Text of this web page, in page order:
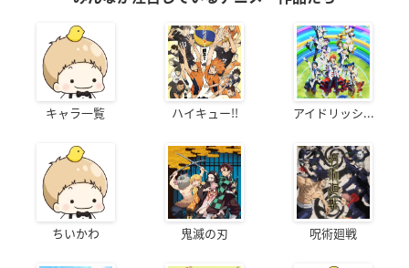
キャラ一覧 ハイキュー!! アイドリッシ...
ちいかわ 鬼滅の刃 呪術廻戦